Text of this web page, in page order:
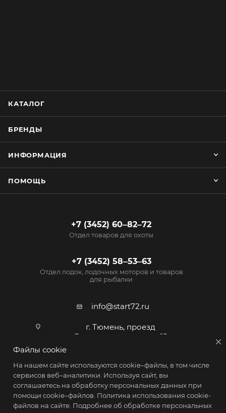
КАТАЛОГ
БРЕНДЫ
ИНФОРМАЦИЯ
ПОМОЩЬ
+7 (3452) 60‒82‒72
Отдел товаров для охоты
+7 (3452) 58‒53‒63
Отдел лодок, лодочных моторов и товаров
для рыбалки
info@start72.ru
г. Тюмень, проезд
Геологоразведчиков, 15
2026 © Магазин Старт - товары для активного образа жизни
Файлы cookie
На нашем сайте используются cookie–файлы, в том числе
сервисов веб–аналитики. Используя сайт, вы
соглашаетесь на обработку персональных данных при
помощи cookie–файлов. Политика использования cookie-
файлов на сайте . Подробнее об обработке персональных